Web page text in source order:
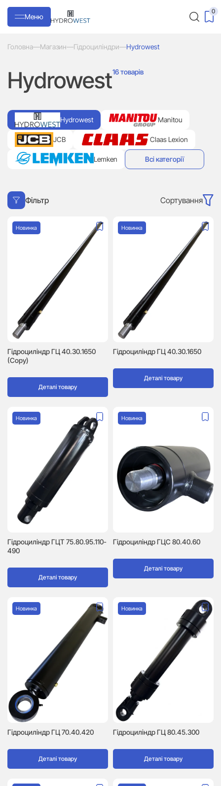
Меню
0
Головна—Магазин—Гідроциліндри—Hydrowest
Hydrowest16 товарів
Manitou
JCB Claas Lexion
Lemken
Hydrowest
Всі категорії
Фільтр Сортування
Гідроциліндр ГЦ 40.30.1650
(Copy)
Деталі товару
Новинка
Гідроциліндр ГЦ 40.30.1650
Деталі товару
Новинка
Гідроциліндр ГЦТ 75.80.95.110-
490
Деталі товару
Новинка
Гідроциліндр ГЦC 80.40.60
Деталі товару
Новинка
Гідроциліндр ГЦ 70.40.420
Деталі товару
Новинка
Гідроциліндр ГЦ 80.45.300
Деталі товару
Новинка